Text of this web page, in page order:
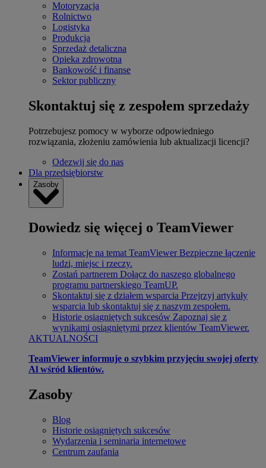
Motoryzacja
Rolnictwo
Logistyka
Produkcja
Sprzedaż detaliczna
Opieka zdrowotna
Bankowość i finanse
Sektor publiczny
Skontaktuj się z zespołem sprzedaży
Potrzebujesz pomocy w wyborze odpowiedniego
rozwiązania, złożeniu zamówienia lub aktualizacji licencji?
Odezwij się do nas
Dla przedsiębiorstw
Zasoby
Dowiedz się więcej o TeamViewer
Informacje na temat TeamViewer Bezpieczne łączenie
ludzi, miejsc i rzeczy.
Zostań partnerem Dołącz do naszego globalnego
programu partnerskiego TeamUP.
Skontaktuj się z działem wsparcia Przejrzyj artykuły
wsparcia lub skontaktuj się z naszym zespołem.
Historie osiągniętych sukcesów Zapoznaj się z
wynikami osiągniętymi przez klientów TeamViewer.
AKTUALNOŚCI
TeamViewer informuje o szybkim przyjęciu swojej oferty
Al wśród klientów.
Zasoby
Blog
Historie osiągniętych sukcesów
Wydarzenia i seminaria internetowe
Centrum zaufania